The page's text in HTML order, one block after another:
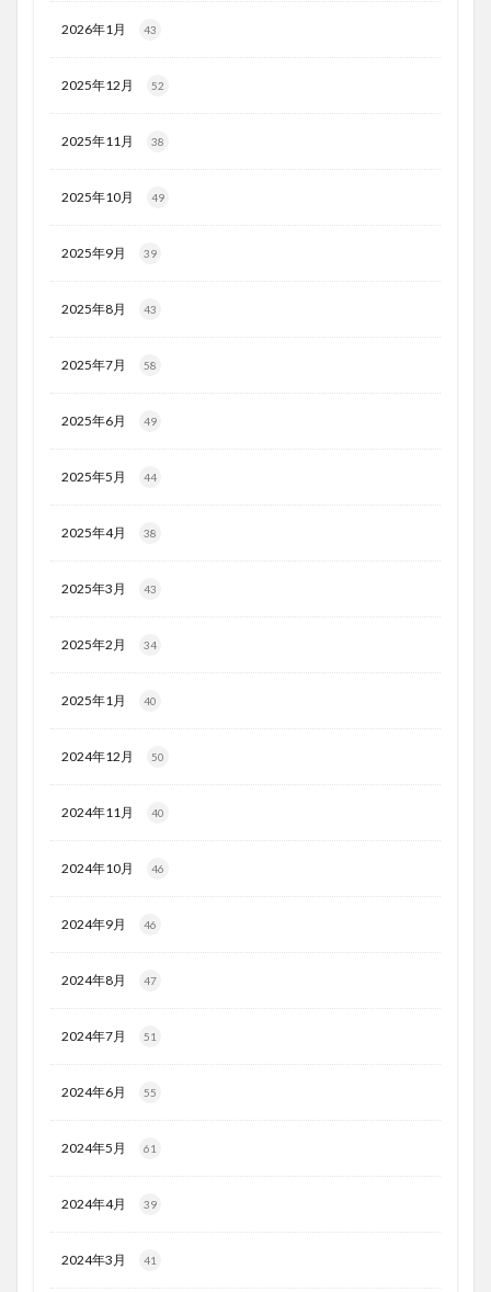
2026年1月 43
2025年12月 52
2025年11月 38
2025年10月 49
2025年9月 39
2025年8月 43
2025年7月 58
2025年6月 49
2025年5月 44
2025年4月 38
2025年3月 43
2025年2月 34
2025年1月 40
2024年12月 50
2024年11月 40
2024年10月 46
2024年9月 46
2024年8月 47
2024年7月 51
2024年6月 55
2024年5月 61
2024年4月 39
2024年3月 41